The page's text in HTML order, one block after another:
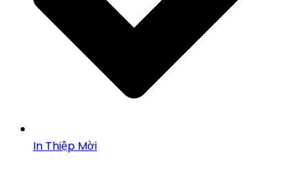
In Thiệp Mời